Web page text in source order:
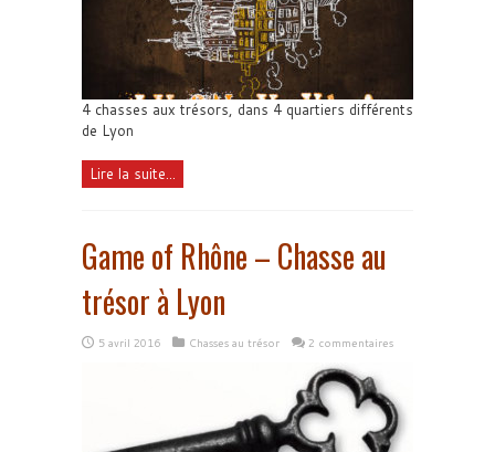
4 chasses aux trésors, dans 4 quartiers différents
de Lyon
Lire la suite...
Game of Rhône – Chasse au
trésor à Lyon
5 avril 2016 Chasses au trésor 2 commentaires